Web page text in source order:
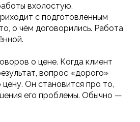
вхолостую.
с подготовленным
о чём договорились. Работа
о цене. Когда клиент
вопрос «дорого»
Он становится про то,
его проблемы. Обычно —